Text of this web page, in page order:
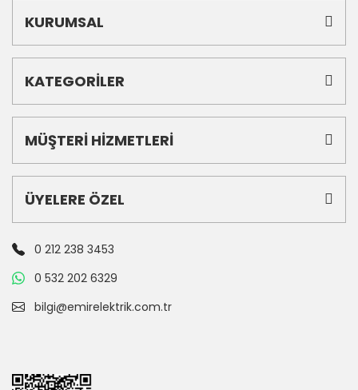
KURUMSAL
KATEGORİLER
MÜŞTERİ HİZMETLERİ
ÜYELERE ÖZEL
0 212 238 3453
0 532 202 6329
bilgi@emirelektrik.com.tr